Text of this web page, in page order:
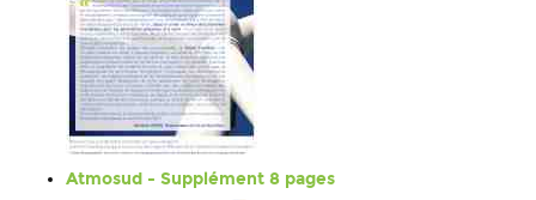
Atmosud - Supplément 8 pages